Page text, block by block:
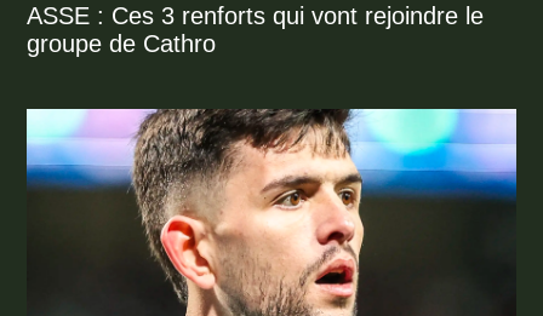
ASSE : Ces 3 renforts qui vont rejoindre le
groupe de Cathro